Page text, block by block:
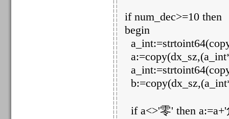
if num_dec>=10 then
begin
if a<>'零' then a:=a+'